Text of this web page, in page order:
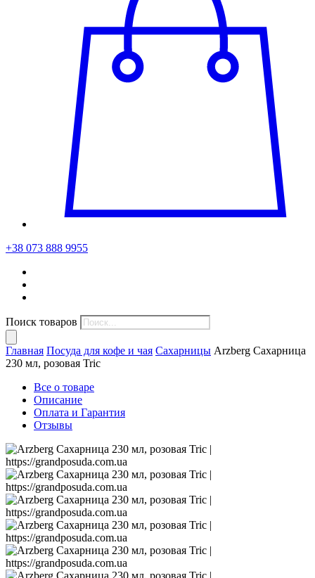
+38 073 888 9955
Поиск товаров
Главная Посуда для кофе и чая Сахарницы Arzberg Сахарница
230 мл, розовая Tric
Все о товаре
Описание
Оплата и Гарантия
Отзывы